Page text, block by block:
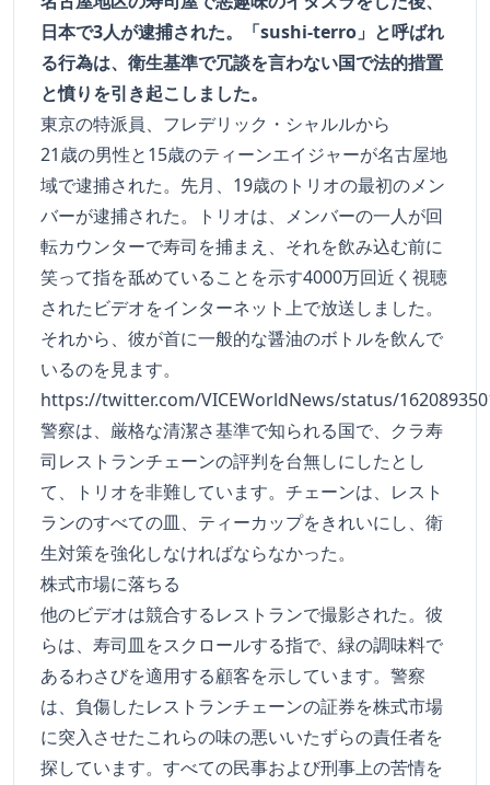
日本で3人が逮捕された。「sushi-terro」と呼ばれ
る行為は、衛生基準で冗談を言わない国で法的措置
と憤りを引き起こしました。
東京の特派員、フレデリック・シャルルから
21歳の男性と15歳のティーンエイジャーが名古屋地
域で逮捕された。先月、19歳のトリオの最初のメン
バーが逮捕された。トリオは、メンバーの一人が回
転カウンターで寿司を捕まえ、それを飲み込む前に
笑って指を舐めていることを示す4000万回近く視聴
されたビデオをインターネット上で放送しました。
それから、彼が首に一般的な醤油のボトルを飲んで
いるのを見ます。
https://twitter.com/VICEWorldNews/status/
警察は、厳格な清潔さ基準で知られる国で、クラ寿
司レストランチェーンの評判を台無しにしたとし
て、トリオを非難しています。チェーンは、レスト
ランのすべての皿、ティーカップをきれいにし、衛
生対策を強化しなければならなかった。
株式市場に落ちる
他のビデオは競合するレストランで撮影された。彼
らは、寿司皿をスクロールする指で、緑の調味料で
あるわさびを適用する顧客を示しています。警察
は、負傷したレストランチェーンの証券を株式市場
に突入させたこれらの味の悪いいたずらの責任者を
探しています。すべての民事および刑事上の苦情を